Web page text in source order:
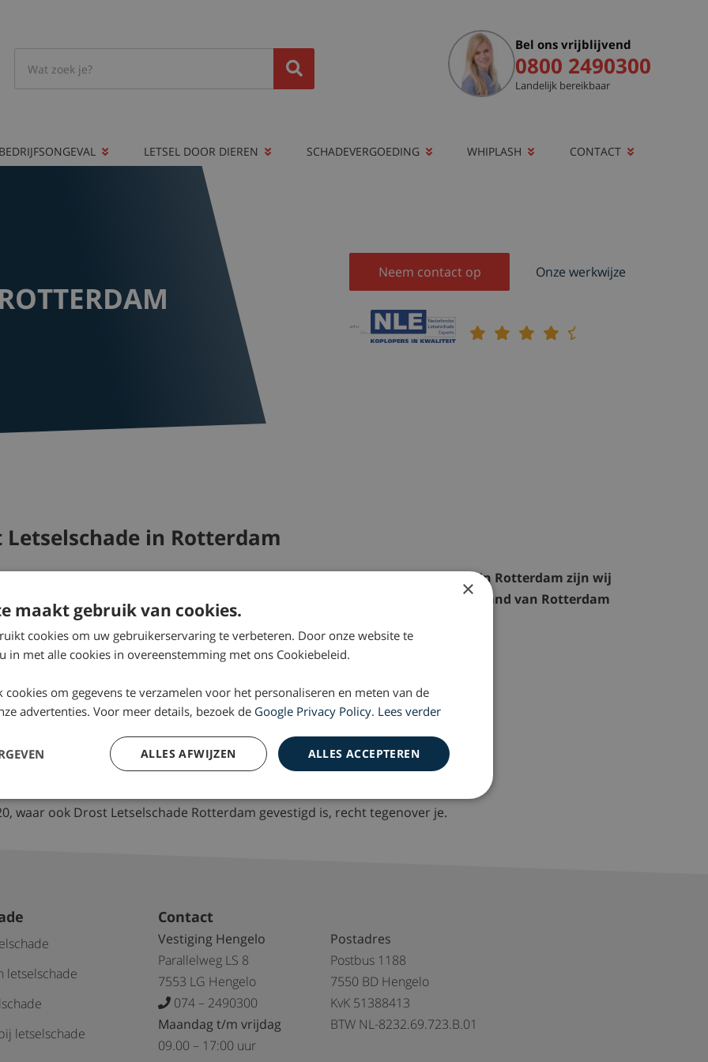
Bel ons vrijblijvend
0800 2490300
Landelijk bereikbaar
BEDRIJFSONGEVAL LETSEL DOOR DIEREN SCHADEVERGOEDING WHIPLASH CONTACT
Neem contact op Onze werkwijze
in Rotterdam
Rotterdam? Je bent van harte welkom, maar maak wel eerst een afspraak. In Rotterdam zijn wij
Hofplein 20, 3032 AC Rotterdam. Ons kantoorpand bevindt zich op loopafstand van Rotterdam
Rotterdam? Volg dan de onderstaande routebeschrijving.
Letselschade in Rotterdam:
naar de uitgang links aan de voorzijde (Stationsplein/stadscentrum).
rechtsaf op de T-splitsing.
waar ook Drost Letselschade Rotterdam gevestigd is, recht tegenover je.
letselschade
letselschade
Contact
Vestiging Hengelo
Parallelweg LS 8
7553 LG Hengelo
074 – 2490300
Maandag t/m vrijdag
09.00 – 17:00 uur
Postadres
Postbus 1188
7550 BD Hengelo
KvK 51388413
BTW NL-8232.69.723.B.01
×
maakt gebruik van cookies.
cookies om uw gebruikerservaring te verbeteren. Door onze website te
in met alle cookies in overeenstemming met ons Cookiebeleid.
cookies om gegevens te verzamelen voor het personaliseren en meten van de
advertenties. Voor meer details, bezoek de Google Privacy Policy. Lees verder
ALLES ACCEPTEREN
ALLES AFWIJZEN